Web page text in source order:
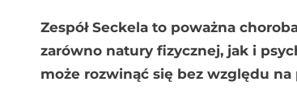
Zespół Seckela to poważna
zarówno natury fizycznej, jak i
może rozwinąć się bez względu na